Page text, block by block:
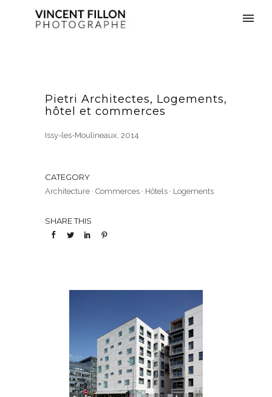
Pietri Architectes, Logements,
hôtel et commerces
Issy-les-Moulineaux, 2014
CATEGORY
Architecture · Commerces · Hôtels · Logements
SHARE THIS